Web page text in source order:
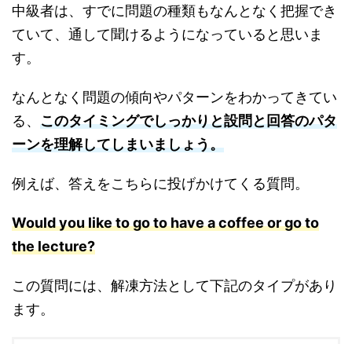
中級者は、すでに問題の種類もなんとなく把握でき
ていて、通して聞けるようになっていると思いま
す。
なんとなく問題の傾向やパターンをわかってきてい
る、 このタイミングでしっかりと設問と回答のパタ
ーンを理解してしまいましょう。
例えば、答えをこちらに投げかけてくる質問。
Would you like to go to have a coffee or go to
the lecture?
この質問には、解凍方法として下記のタイプがあり
ます。